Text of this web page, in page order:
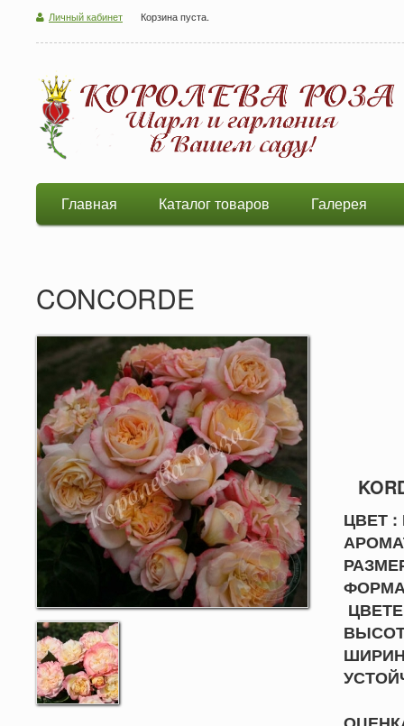
Личный кабинет Корзина пуста.
Главная Каталог товаров Галерея
CONCORDE
ЦВЕТ :
ФОРМА